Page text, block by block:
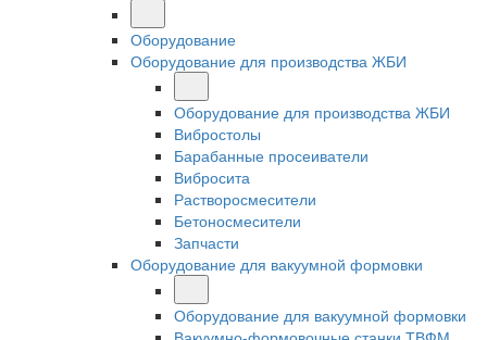
Оборудование
Оборудование для производства ЖБИ
Оборудование для производства ЖБИ
Вибростолы
Барабанные просеиватели
Вибросита
Растворосмесители
Бетоносмесители
Запчасти
Оборудование для вакуумной формовки
Оборудование для вакуумной формовки